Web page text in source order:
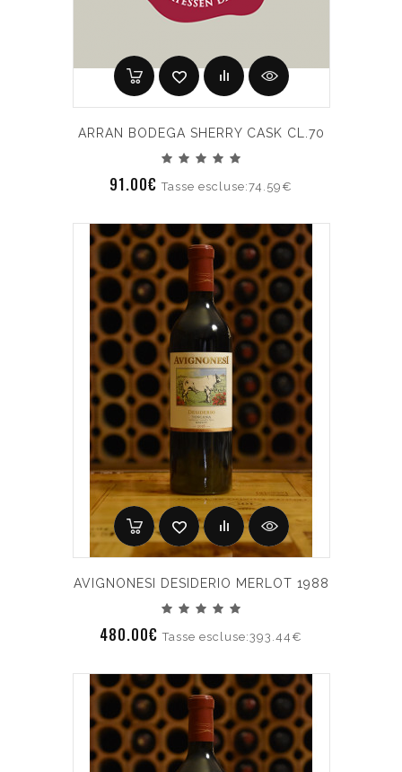
ARRAN BODEGA SHERRY CASK CL.70
91.00€Tasse escluse:74.59€
AVIGNONESI DESIDERIO MERLOT 1988
480.00€Tasse escluse:393.44€